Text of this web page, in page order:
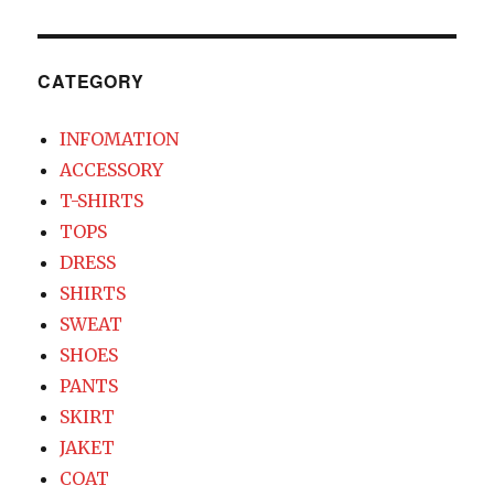
ゲ
ー
シ
ョ
ン
CATEGORY
INFOMATION
ACCESSORY
T-SHIRTS
TOPS
DRESS
SHIRTS
SWEAT
SHOES
PANTS
SKIRT
JAKET
COAT